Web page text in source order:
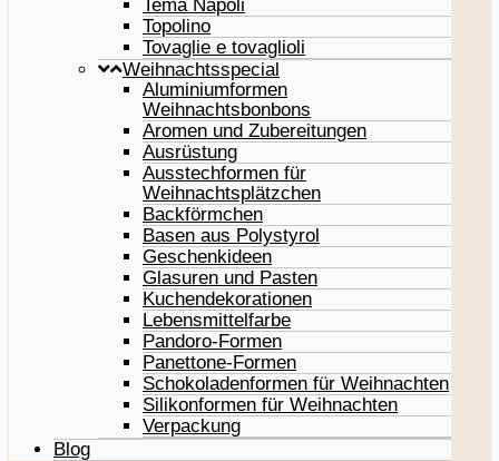
Tema Napoli
Topolino
Tovaglie e tovaglioli
Weihnachtsspecial
Aluminiumformen
Weihnachtsbonbons
Aromen und Zubereitungen
Ausrüstung
Ausstechformen für
Weihnachtsplätzchen
Backförmchen
Basen aus Polystyrol
Geschenkideen
Glasuren und Pasten
Kuchendekorationen
Lebensmittelfarbe
Pandoro-Formen
Panettone-Formen
Schokoladenformen für Weihnachten
Silikonformen für Weihnachten
Verpackung
Blog